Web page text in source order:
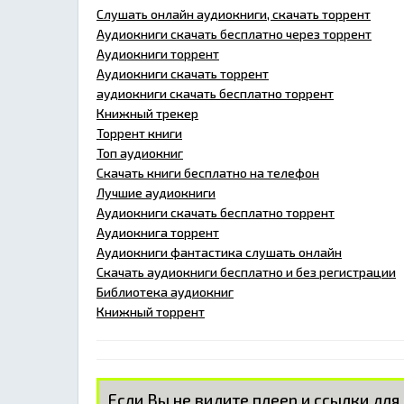
Слушать онлайн аудиокниги, скачать торрент
Аудиокниги скачать бесплатно через торрент
Аудиокниги торрент
Аудиокниги скачать торрент
аудиокниги скачать бесплатно торрент
Книжный трекер
Торрент книги
Топ аудиокниг
Скачать книги бесплатно на телефон
Лучшие аудиокниги
Аудиокниги скачать бесплатно торрент
Аудиокнига торрент
Аудиокниги фантастика слушать онлайн
Скачать аудиокниги бесплатно и без регистрации
Библиотека аудиокниг
Книжный торрент
Если Вы не видите плеер и ссылки